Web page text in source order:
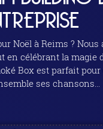
Noël à Reims ?
de Noël. Musikall karaoké
ses chansons...